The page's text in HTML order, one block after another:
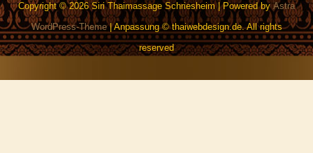
Copyright © 2026Siri Thaimassage Schriesheim| Powered byAstra
WordPress-Theme| Anpassung © thaiwebdesign.de. All rights
reserved